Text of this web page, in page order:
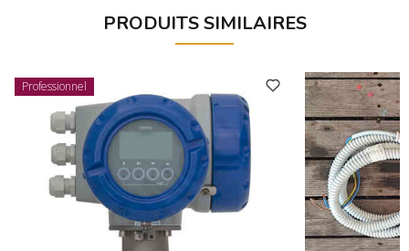
PRODUITS SIMILAIRES
Professionnel